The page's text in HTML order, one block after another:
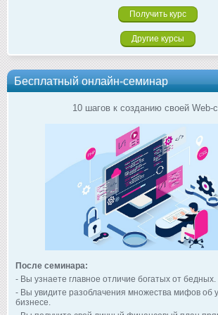
Другие курсы
Бесплатный онлайн-семинар
10 шагов к созданию своей Web-
После семинара:
- Вы узнаете главное отличие богатых от бедных.
- Вы увидите разоблачения множества мифов об
бизнесе.